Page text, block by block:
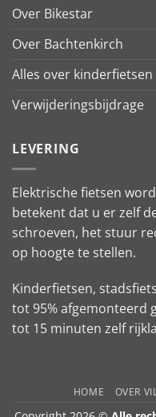
Over Bikestar
Over Bachtenkirch
Alles over kinderfietsen
Verwijderingsbijdrage
LEVERING
Elektrische fietsen
betekent dat u er zelf
schroeven, het stuur
op hoogte te stellen.
Kinderfietsen,
tot 95% afgemonteerd
tot 15 minuten zelf
HOME OVER